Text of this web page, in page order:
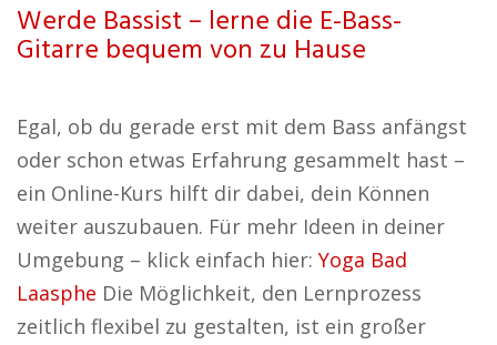
Werde Bassist – lerne die E-Bass-
Gitarre bequem von zu Hause
Egal, ob du gerade erst mit dem Bass anfängst
oder schon etwas Erfahrung gesammelt hast –
ein Online-Kurs hilft dir dabei, dein Können
weiter auszubauen. Für mehr Ideen in deiner
Umgebung – klick einfach hier: Yoga Bad
Laasphe Die Möglichkeit, den Lernprozess
zeitlich flexibel zu gestalten, ist ein großer